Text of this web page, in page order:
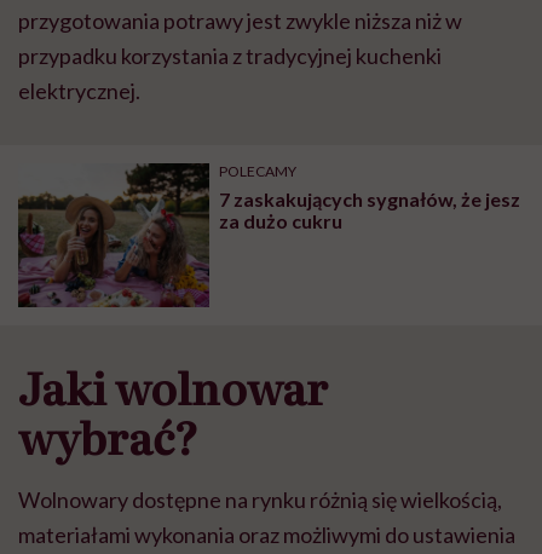
przygotowania potrawy jest zwykle niższa niż w
przypadku korzystania z tradycyjnej kuchenki
elektrycznej.
POLECAMY
7 zaskakujących sygnałów, że jesz
za dużo cukru
Jaki wolnowar
wybrać?
Wolnowary dostępne na rynku różnią się wielkością,
materiałami wykonania oraz możliwymi do ustawienia